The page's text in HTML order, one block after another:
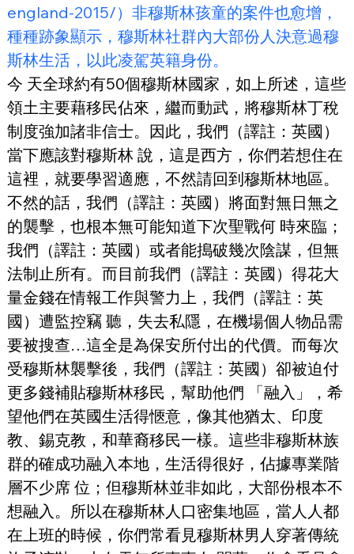
england-2015/）非穆斯林孩童的案件也愈增，
種種跡象顯示，穆斯林社群內大部份人決意過穆
斯林生活，以此凌駕英籍身份。
今 天全球約有50個穆斯林國家，如上所述，這些
領土主要藉移民佔來，繼而動武，將穆斯林丁稅
制度強加諸非信士。因此，我們（譯註：英國）
當下應該對穆斯林 說，這是西方，你們若想住在
這裡，就要學習適應，不然請回到穆斯林地區。
不然的話，我們（譯註：英國）將面對無日無之
的襲擊，也根本無可能知道下次聖戰何 時來臨；
我們（譯註：英國）或者能搗破幾次陰謀，但無
法制止所有。而目前我們（譯註：英國）得花大
量金錢在情報工作與警力上，我們（譯註：英
國）遭監控竊 聽，失去私隱，在機場個人物品需
要被搜查…這全是為保安所付出的代價。而每次
受穆斯林襲擊後，我們（譯註：英國）卻被迫付
更多錢補貼穆斯林移民，幫助他們 「融入」，希
望他們在英國生活得愜意，像其他猶太、印度
教、錫克教，和華裔移民一樣。這些非穆斯林族
群的確成功融入本地，生活得很好，佔據專業階
層不少席 位；但穆斯林並非如此，大部份根本不
想融入。所以在穆斯林人口密集地區，當人人都
在上班的時候，你們常看見穆斯林男人穿著傳統